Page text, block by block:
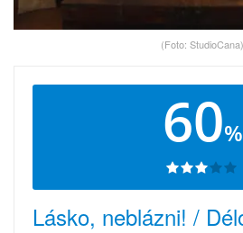
(Foto: StudioCana)
60%
Lásko, neblázni! /